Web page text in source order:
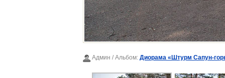
Админ / Альбом: Диорама «Штурм Сапун-